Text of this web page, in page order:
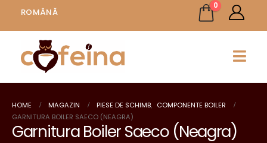
ROMÂNĂ
0
HOME MAGAZIN PIESE DE SCHIMB, COMPONENTE BOILER
GARNITURA BOILER SAECO (NEAGRA)
Garnitura Boiler Saeco (Neagra)